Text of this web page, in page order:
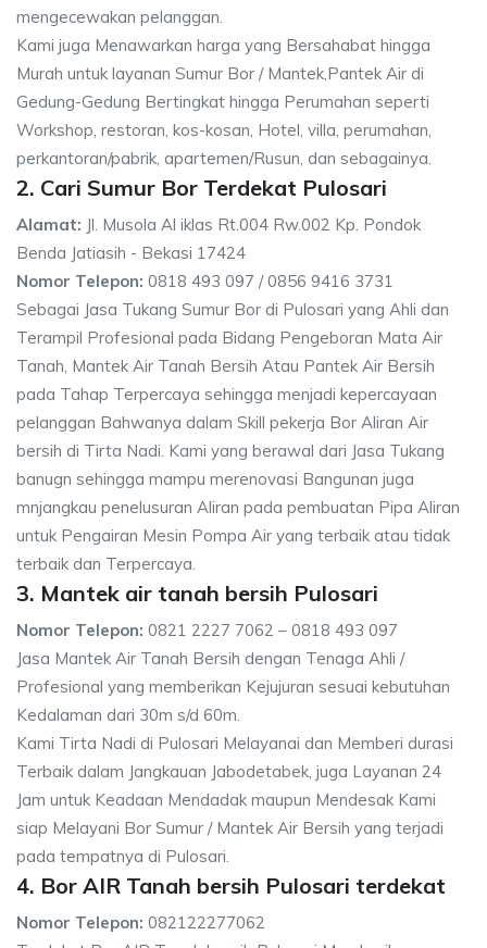
mengecewakan pelanggan.
Kami juga Menawarkan harga yang Bersahabat hingga
Murah untuk layanan Sumur Bor / Mantek,Pantek Air di
Gedung-Gedung Bertingkat hingga Perumahan seperti
Workshop, restoran, kos-kosan, Hotel, villa, perumahan,
perkantoran/pabrik, apartemen/Rusun, dan sebagainya.
2. Cari Sumur Bor Terdekat Pulosari
Alamat: Jl. Musola Al iklas Rt.004 Rw.002 Kp. Pondok
Benda Jatiasih - Bekasi 17424
Nomor Telepon: 0818 493 097 / 0856 9416 3731
Sebagai Jasa Tukang Sumur Bor di Pulosari yang Ahli dan
Terampil Profesional pada Bidang Pengeboran Mata Air
Tanah, Mantek Air Tanah Bersih Atau Pantek Air Bersih
pada Tahap Terpercaya sehingga menjadi kepercayaan
pelanggan Bahwanya dalam Skill pekerja Bor Aliran Air
bersih di Tirta Nadi. Kami yang berawal dari Jasa Tukang
banugn sehingga mampu merenovasi Bangunan juga
mnjangkau penelusuran Aliran pada pembuatan Pipa Aliran
untuk Pengairan Mesin Pompa Air yang terbaik atau tidak
terbaik dan Terpercaya.
3. Mantek air tanah bersih Pulosari
Nomor Telepon: 0821 2227 7062 – 0818 493 097
Jasa Mantek Air Tanah Bersih dengan Tenaga Ahli /
Profesional yang memberikan Kejujuran sesuai kebutuhan
Kedalaman dari 30m s/d 60m.
Kami Tirta Nadi di Pulosari Melayanai dan Memberi durasi
Terbaik dalam Jangkauan Jabodetabek, juga Layanan 24
Jam untuk Keadaan Mendadak maupun Mendesak Kami
siap Melayani Bor Sumur / Mantek Air Bersih yang terjadi
pada tempatnya di Pulosari.
4. Bor AIR Tanah bersih Pulosari terdekat
Nomor Telepon: 082122277062